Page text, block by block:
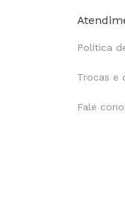
Política
Trocas e
Fale